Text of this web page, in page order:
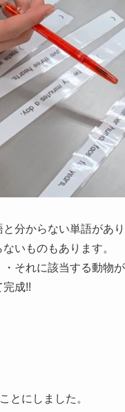
分からない単語があり
いものもあります。
それに該当する動物
成!!
とにしました。